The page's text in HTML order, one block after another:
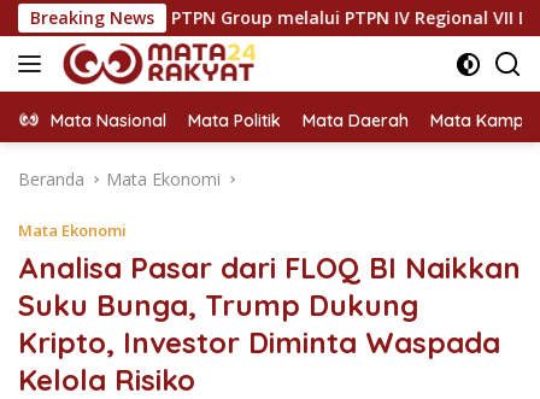
Langsung
ke
konten
Breaking News
PTPN Group melalui PTPN IV Regional VII Dukung
Mata Nasional Mata Politik Mata Daerah Mata
Beranda Mata Ekonomi
Mata Ekonomi
Analisa Pasar dari FLOQ BI Naikkan
Suku Bunga, Trump Dukung
Kripto, Investor Diminta Waspada
Kelola Risiko